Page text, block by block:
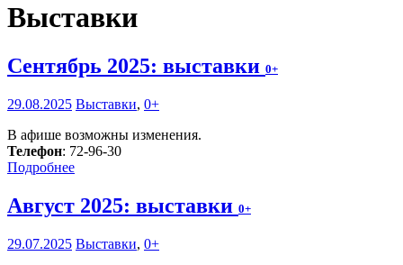
Выставки
Сентябрь 2025: выставки 0+
29.08.2025 Выставки, 0+
В афише возможны изменения.
Телефон: 72-96-30
Подробнее
Август 2025: выставки 0+
29.07.2025 Выставки, 0+